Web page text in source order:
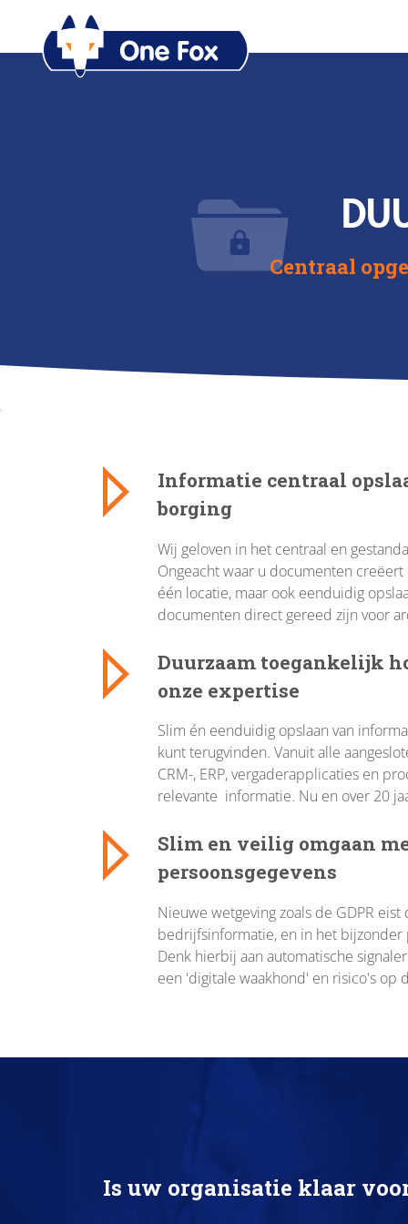
Centraal
Informatie centraal
borging
Wij geloven in het centraal en
Ongeacht waar u documenten
één locatie, maar ook eenduidig
documenten direct gereed zijn voor
Duurzaam toegankelijk
onze expertise
Slim én eenduidig opslaan van
kunt terugvinden. Vanuit alle
CRM-, ERP, vergaderapplicaties en
relevante informatie. Nu en over 20
Slim en veilig omgaan
persoonsgegevens
Nieuwe wetgeving zoals de GDPR
bedrijfsinformatie, en in het bijzonder
Denk hierbij aan automatische
een 'digitale waakhond' en risico's op
Is uw organisatie klaar voor